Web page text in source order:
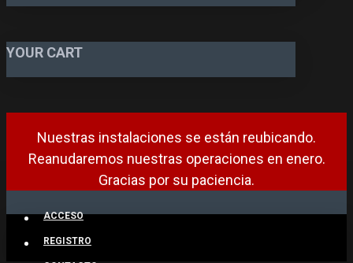
YOUR CART
Nuestras instalaciones se están reubicando.
Reanudaremos nuestras operaciones en enero.
Gracias por su paciencia.
ACCESO
REGISTRO